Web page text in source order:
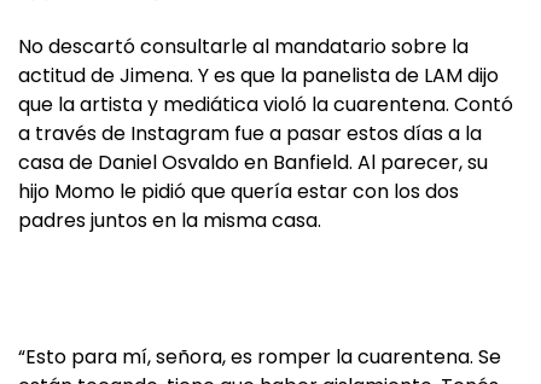
No descartó consultarle al mandatario sobre la
actitud de Jimena. Y es que la panelista de LAM dijo
que la artista y mediática violó la cuarentena. Contó
a través de Instagram fue a pasar estos días a la
casa de Daniel Osvaldo en Banfield. Al parecer, su
hijo Momo le pidió que quería estar con los dos
padres juntos en la misma casa.
“Esto para mí, señora, es romper la cuarentena. Se